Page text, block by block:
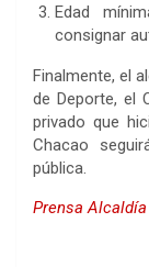
Edad
consignar
Finalmente, el
de Deporte, el
privado que
Chacao
pública.
Prensa